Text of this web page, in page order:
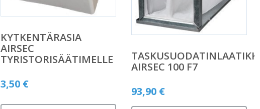
KYTKENTÄRASIA
AIRSEC
TYRISTORISÄÄTIMELLE
3,50 €
TASKUSUODATINLAATIKKO
AIRSEC 100 F7
93,90 €